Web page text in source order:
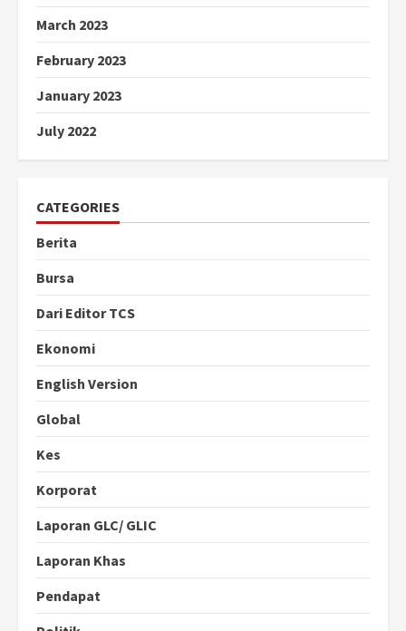
March 2023
February 2023
January 2023
July 2022
CATEGORIES
Berita
Bursa
Dari Editor TCS
Ekonomi
English Version
Global
Kes
Korporat
Laporan GLC/ GLIC
Laporan Khas
Pendapat